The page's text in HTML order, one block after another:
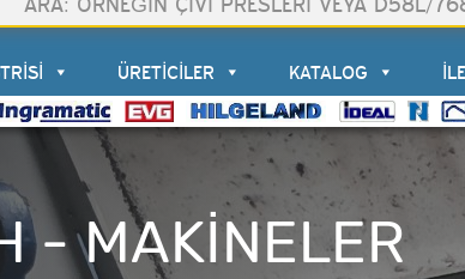
ÜRETİCİLER KATALOG
- MAKINELER